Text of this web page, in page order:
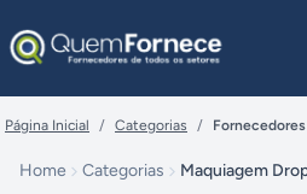
Página Inicial / Categorias /
Home Categorias Maquiagem